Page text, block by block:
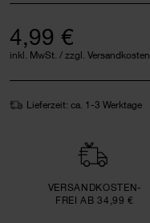
4,99 €
inkl. MwSt. / zzgl. Versandkosten
Lieferzeit: ca. 1-3 Werktage
VERSAND­KOSTEN­
FREI AB 34,99 €